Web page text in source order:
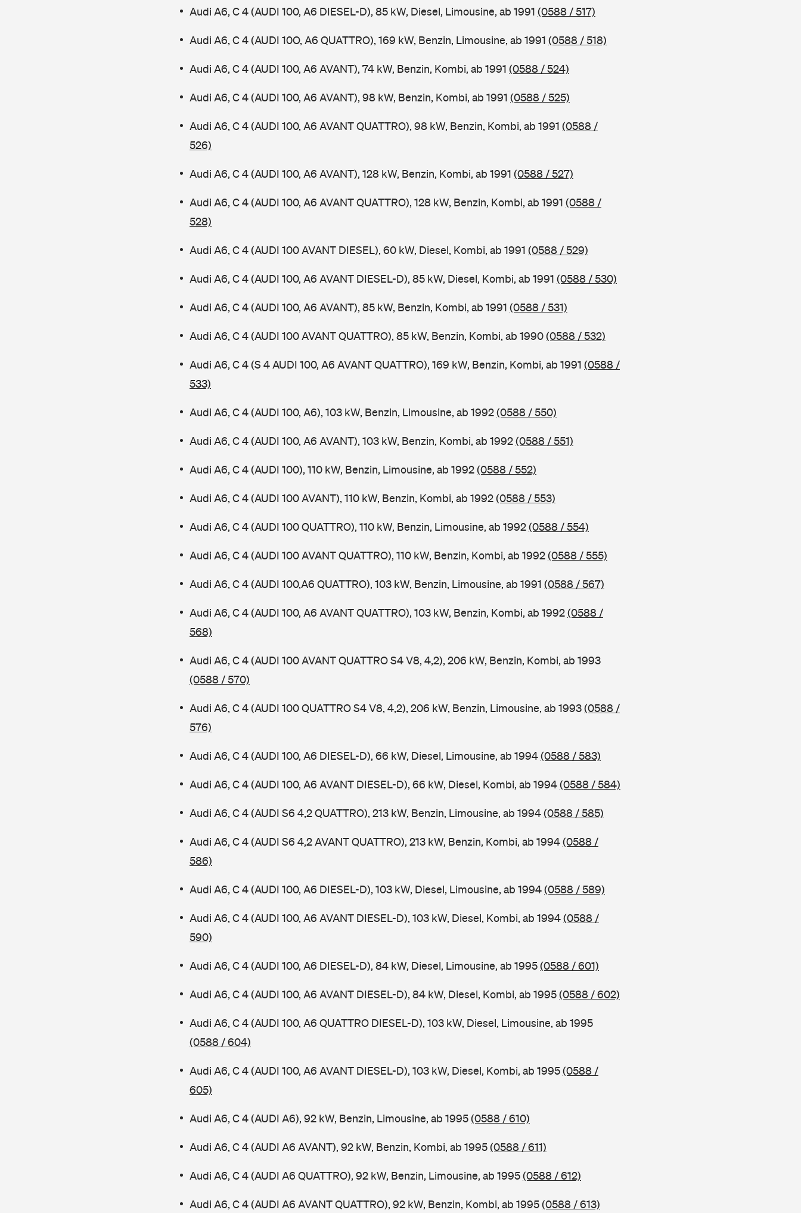
Audi A6, C 4 (AUDI 100, A6 DIESEL-D), 85 kW, Diesel, Limousine, ab 1991 (0588 / 517)
Audi A6, C 4 (AUDI 10O, A6 QUATTRO), 169 kW, Benzin, Limousine, ab 1991 (0588 / 518)
Audi A6, C 4 (AUDI 100, A6 AVANT), 74 kW, Benzin, Kombi, ab 1991 (0588 / 524)
Audi A6, C 4 (AUDI 100, A6 AVANT), 98 kW, Benzin, Kombi, ab 1991 (0588 / 525)
Audi A6, C 4 (AUDI 100, A6 AVANT QUATTRO), 98 kW, Benzin, Kombi, ab 1991 (0588 /
526)
Audi A6, C 4 (AUDI 100, A6 AVANT), 128 kW, Benzin, Kombi, ab 1991 (0588 / 527)
Audi A6, C 4 (AUDI 100, A6 AVANT QUATTRO), 128 kW, Benzin, Kombi, ab 1991 (0588 /
528)
Audi A6, C 4 (AUDI 100 AVANT DIESEL), 60 kW, Diesel, Kombi, ab 1991 (0588 / 529)
Audi A6, C 4 (AUDI 100, A6 AVANT DIESEL-D), 85 kW, Diesel, Kombi, ab 1991 (0588 / 530)
Audi A6, C 4 (AUDI 100, A6 AVANT), 85 kW, Benzin, Kombi, ab 1991 (0588 / 531)
Audi A6, C 4 (AUDI 100 AVANT QUATTRO), 85 kW, Benzin, Kombi, ab 1990(0588 / 532)
Audi A6, C 4 (S 4 AUDI 100, A6 AVANT QUATTRO), 169 kW, Benzin, Kombi, ab 1991 (0588 /
533)
Audi A6, C 4 (AUDI 100, A6), 103 kW, Benzin, Limousine, ab 1992(0588 / 550)
Audi A6, C 4 (AUDI 100, A6 AVANT), 103 kW, Benzin, Kombi, ab 1992(0588 / 551)
Audi A6, C 4 (AUDI 100), 110 kW, Benzin, Limousine, ab 1992(0588 / 552)
Audi A6, C 4 (AUDI 100 AVANT), 110 kW, Benzin, Kombi, ab 1992(0588 / 553)
Audi A6, C 4 (AUDI 100 QUATTRO), 110 kW, Benzin, Limousine, ab 1992(0588 / 554)
Audi A6, C 4 (AUDI 100 AVANT QUATTRO), 110 kW, Benzin, Kombi, ab 1992(0588 / 555)
Audi A6, C 4 (AUDI 100,A6 QUATTRO), 103 kW, Benzin, Limousine, ab 1991 (0588 / 567)
Audi A6, C 4 (AUDI 100, A6 AVANT QUATTRO), 103 kW, Benzin, Kombi, ab 1992(0588 /
568)
Audi A6, C 4 (AUDI 100 AVANT QUATTRO S4 V8, 4,2), 206 kW, Benzin, Kombi, ab 1993
(0588 / 570)
Audi A6, C 4 (AUDI 100 QUATTRO S4 V8, 4,2), 206 kW, Benzin, Limousine, ab 1993(0588 /
576)
Audi A6, C 4 (AUDI 100, A6 DIESEL-D), 66 kW, Diesel, Limousine, ab 1994(0588 / 583)
Audi A6, C 4 (AUDI 100, A6 AVANT DIESEL-D), 66 kW, Diesel, Kombi, ab 1994(0588 / 584)
Audi A6, C 4 (AUDI S6 4,2 QUATTRO), 213 kW, Benzin, Limousine, ab 1994(0588 / 585)
Audi A6, C 4 (AUDI S6 4,2 AVANT QUATTRO), 213 kW, Benzin, Kombi, ab 1994(0588 /
586)
Audi A6, C 4 (AUDI 100, A6 DIESEL-D), 103 kW, Diesel, Limousine, ab 1994(0588 / 589)
Audi A6, C 4 (AUDI 100, A6 AVANT DIESEL-D), 103 kW, Diesel, Kombi, ab 1994(0588 /
590)
Audi A6, C 4 (AUDI 100, A6 DIESEL-D), 84 kW, Diesel, Limousine, ab 1995(0588 / 601)
Audi A6, C 4 (AUDI 100, A6 AVANT DIESEL-D), 84 kW, Diesel, Kombi, ab 1995(0588 / 602)
Audi A6, C 4 (AUDI 100, A6 QUATTRO DIESEL-D), 103 kW, Diesel, Limousine, ab 1995
(0588 / 604)
Audi A6, C 4 (AUDI 100, A6 AVANT DIESEL-D), 103 kW, Diesel, Kombi, ab 1995(0588 /
605)
Audi A6, C 4 (AUDI A6), 92 kW, Benzin, Limousine, ab 1995(0588 / 610)
Audi A6, C 4 (AUDI A6 AVANT), 92 kW, Benzin, Kombi, ab 1995(0588 / 611)
Audi A6, C 4 (AUDI A6 QUATTRO), 92 kW, Benzin, Limousine, ab 1995(0588 / 612)
Audi A6, C 4 (AUDI A6 AVANT QUATTRO), 92 kW, Benzin, Kombi, ab 1995(0588 / 613)